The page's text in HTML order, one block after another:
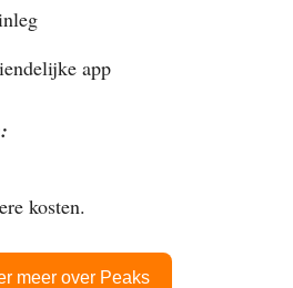
app
kosten.
meer over Peaks